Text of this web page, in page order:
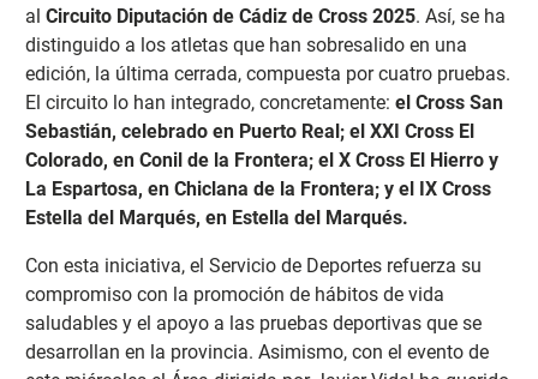
al Circuito Diputación de Cádiz de Cross 2025. Así, se ha
distinguido a los atletas que han sobresalido en una
edición, la última cerrada, compuesta por cuatro pruebas.
El circuito lo han integrado, concretamente: el Cross San
Sebastián, celebrado en Puerto Real; el XXI Cross El
Colorado, en Conil de la Frontera; el X Cross El Hierro y
La Espartosa, en Chiclana de la Frontera; y el IX Cross
Estella del Marqués, en Estella del Marqués.
Con esta iniciativa, el Servicio de Deportes refuerza su
compromiso con la promoción de hábitos de vida
saludables y el apoyo a las pruebas deportivas que se
desarrollan en la provincia. Asimismo, con el evento de